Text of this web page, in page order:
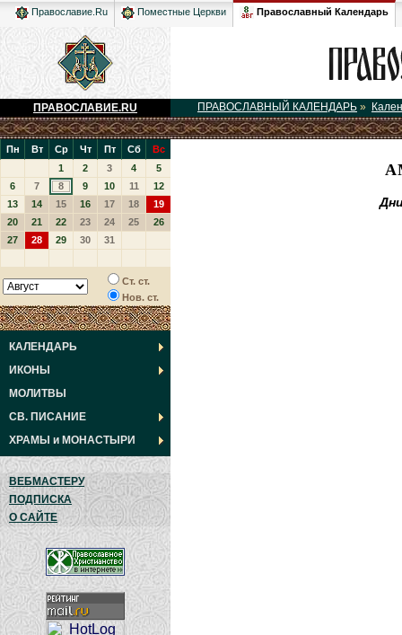
Православие.Ru Поместные Церкви Православный Календарь
ПРАВОСЛАВИЕ.RU ПРАВОСЛАВНЫЙ КАЛЕНДАРЬ »
Пн Вт Ср Чт Пт Сб
Вс
1
2 3 4
5
6
7 8 9 10 11
12
13
14 15 16 17 18
19
20
21 22 23 24 25
26
27
28 29 30 31
Ст. ст.
Нов. ст.
КАЛЕНДАРЬ
ИКОНЫ
МОЛИТВЫ
СВ. ПИСАНИЕ
ХРАМЫ и МОНАСТЫРИ
ВЕБМАСТЕРУ
ПОДПИСКА
О САЙТЕ